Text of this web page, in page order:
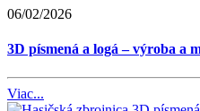
06/02/2026
3D písmená a logá – výroba a
Viac...